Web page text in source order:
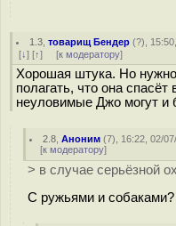
1.3 ,товарищ Бендер (?),
[↓] [↑] [к модератору]
Хорошая штука. Но
полагать, что она
неуловимые Джо могут и
2.8 ,Аноним (7), 16:22, 02/
[к модератору]
> в случае серьёзной
С ружьями и собаками?